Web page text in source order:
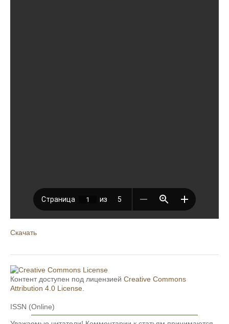
Скачать
Контент доступен под лицензией Creative Commons
Attribution 4.0 License.
ISSN (Online)